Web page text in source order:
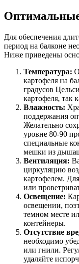
Для обеспечения
период на балконе
Ниже приведены
Температура:
картофеля на
градусов
картофеля, так
Влажность:
поддержания
Желательно
уровне 80-90
специальные
мешки из
Вентиляция:
циркуляцию
картофелем.
или
Освещение:
освещении,
темном месте
контейнеры.
Отсутствие
необходимо
или гнили.
удаляйте